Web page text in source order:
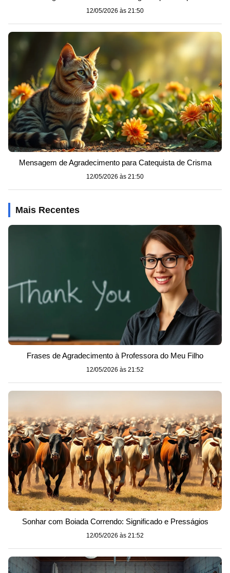
12/05/2026 às 21:50
Mensagem de Agradecimento para Catequista de Crisma
12/05/2026 às 21:50
Mais Recentes
Frases de Agradecimento à Professora do Meu Filho
12/05/2026 às 21:52
Sonhar com Boiada Correndo: Significado e Presságios
12/05/2026 às 21:52